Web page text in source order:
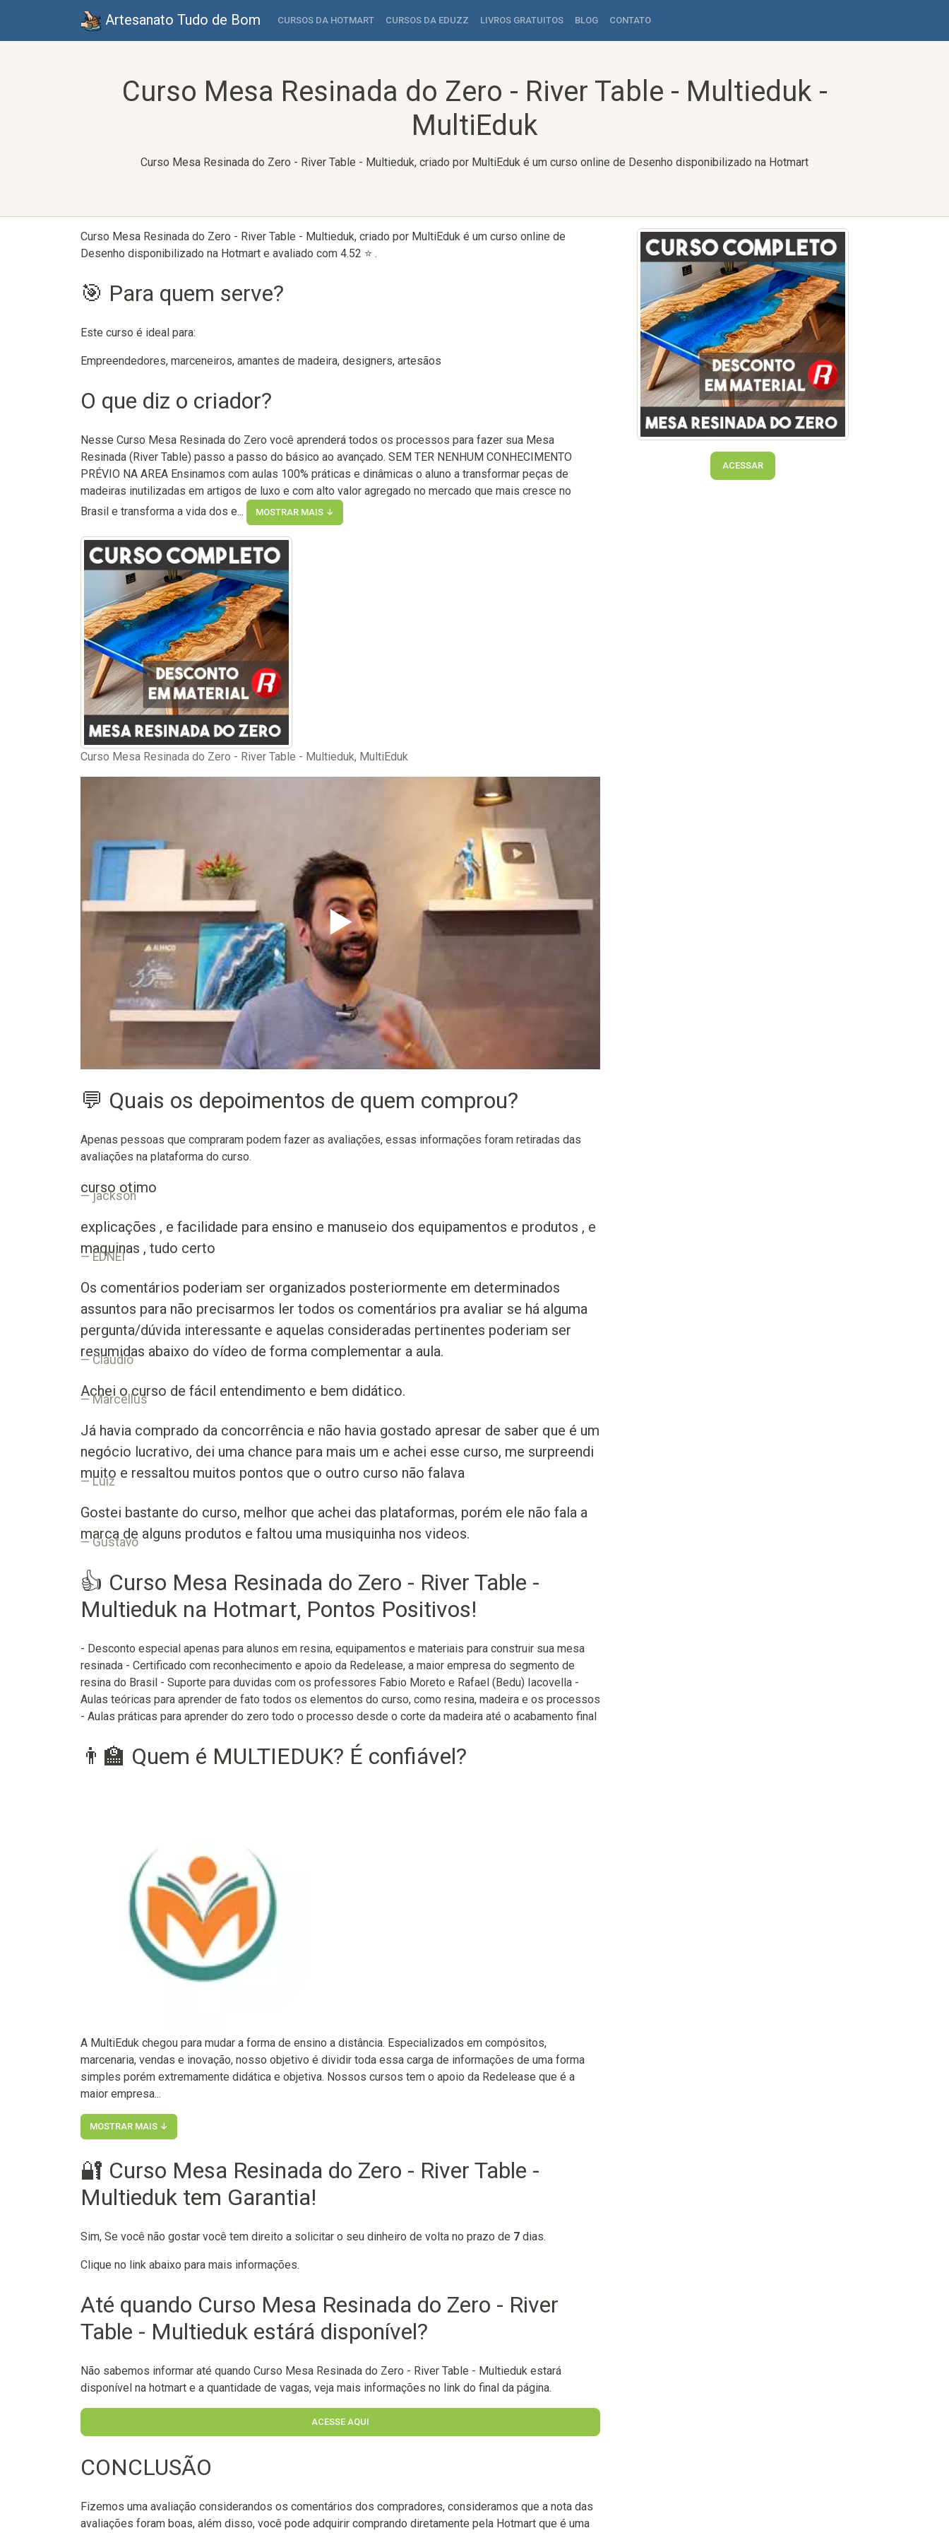
Artesanato Tudo de Bom CURSOS DA HOTMART CURSOS DA EDUZZ LIVROS GRATUITOS BLOG CONTATO
Curso Mesa Resinada do Zero - River Table - Multieduk -
MultiEduk
Curso Mesa Resinada do Zero - River Table - Multieduk, criado por MultiEduk é um curso online de Desenho disponibilizado na Hotmart
Curso Mesa Resinada do Zero - River Table - Multieduk, criado por MultiEduk é um curso online de
Desenho disponibilizado na Hotmart e avaliado com 4.52 ⭐ .
🎯 Para quem serve?
Este curso é ideal para:
Empreendedores, marceneiros, amantes de madeira, designers, artesãos
O que diz o criador?
Nesse Curso Mesa Resinada do Zero você aprenderá todos os processos para fazer sua Mesa
Resinada (River Table) passo a passo do básico ao avançado. SEM TER NENHUM CONHECIMENTO
PRÉVIO NA AREA Ensinamos com aulas 100% práticas e dinâmicas o aluno a transformar peças de
madeiras inutilizadas em artigos de luxo e com alto valor agregado no mercado que mais cresce no
Brasil e transforma a vida dos e...
MOSTRAR MAIS ↓
Curso Mesa Resinada do Zero - River Table - Multieduk, MultiEduk
▶️
💬 Quais os depoimentos de quem comprou?
Apenas pessoas que compraram podem fazer as avaliações, essas informações foram retiradas das
avaliações na plataforma do curso.
curso otimo
jackson
explicações , e facilidade para ensino e manuseio dos equipamentos e produtos , e
maquinas , tudo certo
EDNEI
Os comentários poderiam ser organizados posteriormente em determinados
assuntos para não precisarmos ler todos os comentários pra avaliar se há alguma
pergunta/dúvida interessante e aquelas consideradas pertinentes poderiam ser
resumidas abaixo do vídeo de forma complementar a aula.
Claudio
Achei o curso de fácil entendimento e bem didático.
Marcellus
Já havia comprado da concorrência e não havia gostado apresar de saber que é um
negócio lucrativo, dei uma chance para mais um e achei esse curso, me surpreendi
muito e ressaltou muitos pontos que o outro curso não falava
Luiz
Gostei bastante do curso, melhor que achei das plataformas, porém ele não fala a
marca de alguns produtos e faltou uma musiquinha nos videos.
Gustavo
👍 Curso Mesa Resinada do Zero - River Table -
Multieduk na Hotmart, Pontos Positivos!
- Desconto especial apenas para alunos em resina, equipamentos e materiais para construir sua mesa
resinada - Certificado com reconhecimento e apoio da Redelease, a maior empresa do segmento de
resina do Brasil - Suporte para duvidas com os professores Fabio Moreto e Rafael (Bedu) Iacovella -
Aulas teóricas para aprender de fato todos os elementos do curso, como resina, madeira e os processos
- Aulas práticas para aprender do zero todo o processo desde o corte da madeira até o acabamento final
👨‍🏫 Quem é MULTIEDUK? É confiável?
A MultiEduk chegou para mudar a forma de ensino a distância. Especializados em compósitos,
marcenaria, vendas e inovação, nosso objetivo é dividir toda essa carga de informações de uma forma
simples porém extremamente didática e objetiva. Nossos cursos tem o apoio da Redelease que é a
maior empresa...
MOSTRAR MAIS ↓
🔐 Curso Mesa Resinada do Zero - River Table -
Multieduk tem Garantia!
Sim, Se você não gostar você tem direito a solicitar o seu dinheiro de volta no prazo de 7 dias.
Clique no link abaixo para mais informações.
Até quando Curso Mesa Resinada do Zero - River
Table - Multieduk estárá disponível?
Não sabemos informar até quando Curso Mesa Resinada do Zero - River Table - Multieduk estará
disponível na hotmart e a quantidade de vagas, veja mais informações no link do final da página.
ACESSE AQUI
CONCLUSÃO
Fizemos uma avaliação considerandos os comentários dos compradores, consideramos que a nota das
avaliações foram boas, além disso, você pode adquirir comprando diretamente pela Hotmart que é uma
ACESSAR